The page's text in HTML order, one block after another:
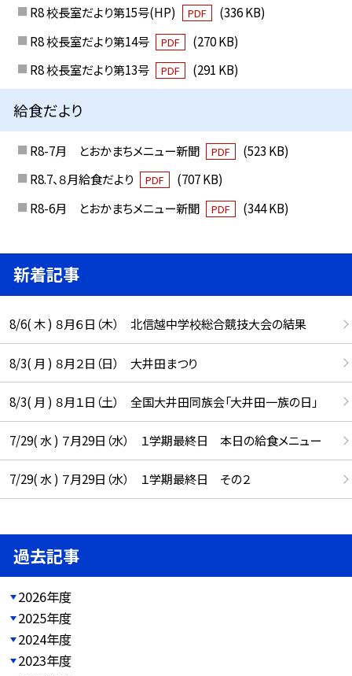
R8 校長室だより第15号(HP)
PDF
(336 KB)
R8 校長室だより第14号
PDF
(270 KB)
R8 校長室だより第13号
PDF (291 KB)
給食だより
R8-7月 とおかまちメニュー新聞 PDF
(523 KB)
R8.7、８月給食だより
PDF
(707 KB)
R8-6月 とおかまちメニュー新聞
PDF (344 KB)
新着記事
8/6( 木 ) ８月６日（木） 北信越中学校総合競技大会の結果
8/3( 月 ) ８月２日（日） 大井田まつり
8/3( 月 ) ８月１日（土） 全国大井田同族会「大井田一族の日」
7/29( 水 ) ７月29日（水） １学期最終日 本日の給食メニュー
7/29( 水 ) ７月29日（水） １学期最終日 その２
過去記事
2026年度
2025年度
2024年度
2023年度